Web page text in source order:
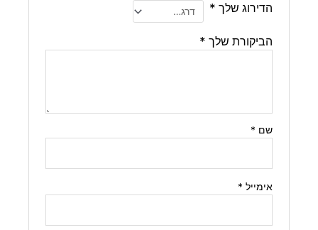
הדירוג שלך *
הביקורת שלך *
שם *
אימייל *